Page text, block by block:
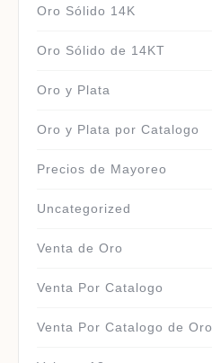
Oro Sólido 14K
Oro Sólido de 14KT
Oro y Plata
Oro y Plata por Catalogo
Precios de Mayoreo
Uncategorized
Venta de Oro
Venta Por Catalogo
Venta Por Catalogo de Oro